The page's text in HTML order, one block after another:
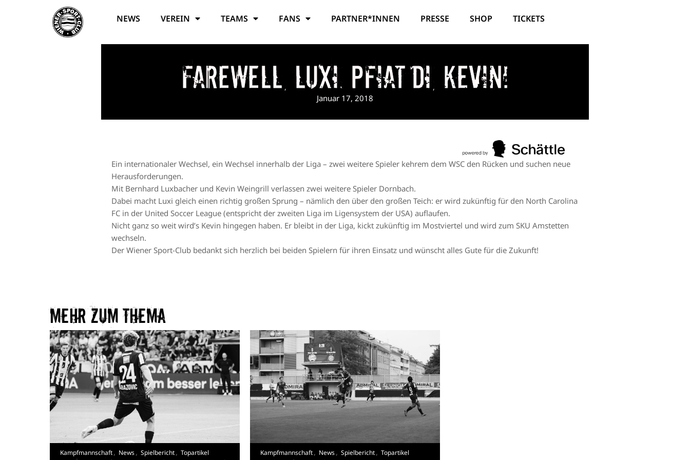
NEWS VEREIN TEAMS FANS PARTNER*INNEN PRESSE SHOP TICKETS
Farewell, Luxi. Pfiat Di, Kevin!
Januar 17, 2018
Ein internationaler Wechsel, ein Wechsel innerhalb der Liga – zwei weitere Spieler kehrem dem WSC den Rücken und suchen neue
Herausforderungen.
Mit Bernhard Luxbacher und Kevin Weingrill verlassen zwei weitere Spieler Dornbach.
Dabei macht Luxi gleich einen richtig großen Sprung – nämlich den über den großen Teich: er wird zukünftig für den North Carolina
FC in der United Soccer League (entspricht der zweiten Liga im Ligensystem der USA) auflaufen.
Nicht ganz so weit wird’s Kevin hingegen haben. Er bleibt in der Liga, kickt zukünftig im Mostviertel und wird zum SKU Amstetten
wechseln.
Der Wiener Sport-Club bedankt sich herzlich bei beiden Spielern für ihren Einsatz und wünscht alles Gute für die Zukunft!
Mehr zum Thema​
Kampfmannschaft, News, Spielbericht, Topartikel Kampfmannschaft, News, Spielbericht, Topartikel